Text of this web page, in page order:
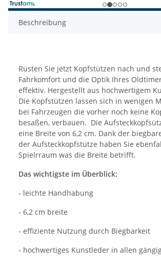
Beschreibung
Rüsten Sie jetzt Kopfstützen nach und
Fahrkomfort und die Optik Ihres
effektiv. Hergestellt aus hochwertigem
Die Kopfstützen lassen sich in wenigen
bei Fahrzeugen die vorher noch keine
besaßen, verbauen. Die
eine Breite von 6,2 cm. Dank der
der Aufsteckkopfstütze haben Sie
Spielrraum was die Breite betrifft.
Das wichtigste im Überblick:
- leichte Handhabung
- 6,2 cm breite
- effiziente Nutzung durch Biegbarkeit
- hochwertiges Kunstleder in allen